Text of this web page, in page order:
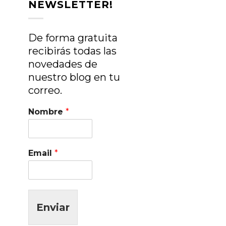
NEWSLETTER!
De forma gratuita
recibirás todas las
novedades de
nuestro blog en tu
correo.
Nombre *
Email *
Enviar